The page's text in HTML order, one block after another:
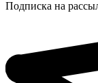
Подписка на